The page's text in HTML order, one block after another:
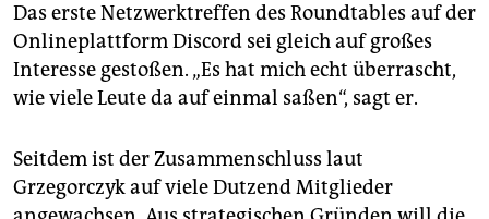
Das erste Netzwerktreffen des Roundtables auf der
Onlineplattform Discord sei gleich auf großes
Interesse gestoßen. „Es hat mich echt überrascht,
wie viele Leute da auf einmal saßen“, sagt er.
Seitdem ist der Zusammenschluss laut
Grzegorczyk auf viele Dutzend Mitglieder